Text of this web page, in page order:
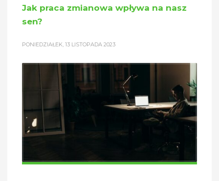
Jak praca zmianowa wpływa na nasz
sen?
PONIEDZIAŁEK, 13 LISTOPADA 2023